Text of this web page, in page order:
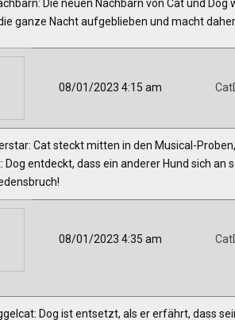
Die neuen Nachbarn von Cat und
ganze Nacht aufgeblieben und macht
08/01/2023 4:15 am
Cat steckt mitten in den Musical-
Dog entdeckt, dass ein anderer Hund sich
08/01/2023 4:35 am
Dog ist entsetzt, als er erfährt, dass